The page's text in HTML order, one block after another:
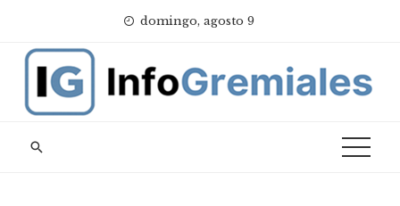
content
domingo, agosto 9